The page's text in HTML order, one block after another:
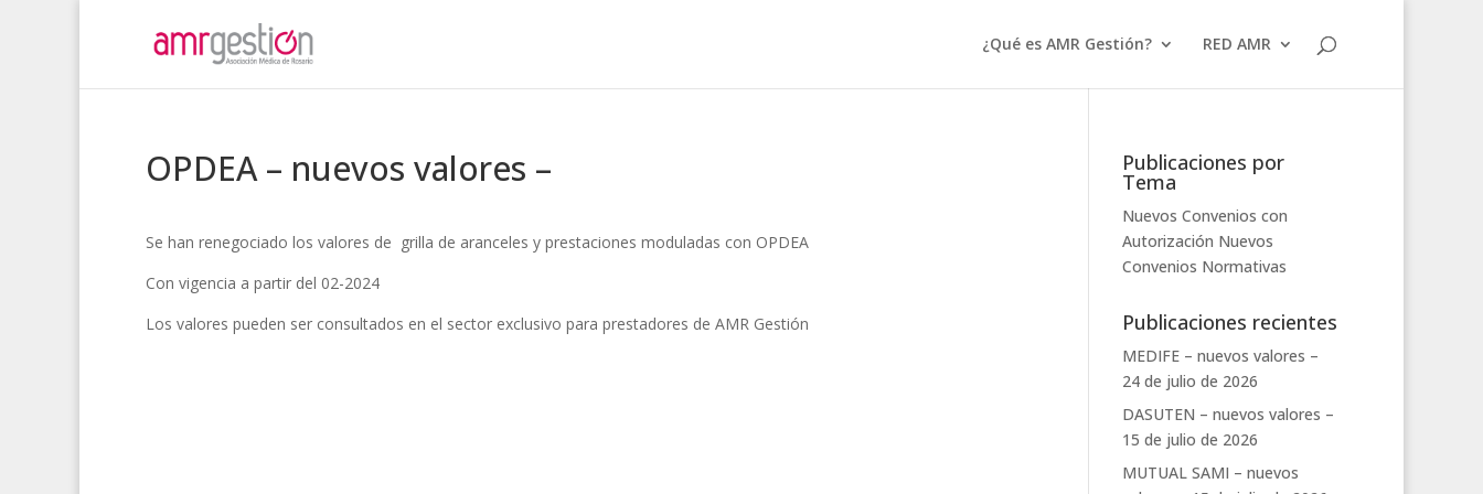
¿Qué es AMR Gestión? RED AMR
OPDEA – nuevos valores –
Se han renegociado los valores de grilla de aranceles y prestaciones moduladas con OPDEA
Con vigencia a partir del 02-2024
Los valores pueden ser consultados en el sector exclusivo para prestadores de AMR Gestión
Publicaciones por
Tema
Nuevos Convenios con
Autorización Nuevos
Convenios Normativas
Publicaciones recientes
MEDIFE – nuevos valores –
24 de julio de 2026
DASUTEN – nuevos valores –
15 de julio de 2026
MUTUAL SAMI – nuevos